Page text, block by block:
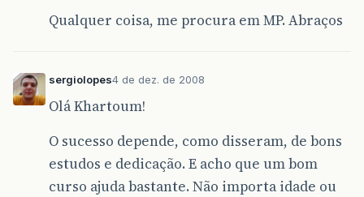
Qualquer coisa, me procura em MP. Abraços
sergiolopes4 de dez. de 2008
Olá Khartoum!
O sucesso depende, como disseram, de bons
estudos e dedicação. E acho que um bom
curso ajuda bastante. Não importa idade ou